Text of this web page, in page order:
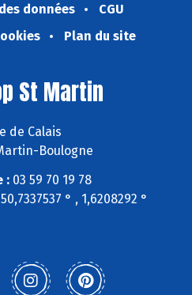
données
CGU
Plan du site
St Martin
de Calais
Boulogne
:03 59 70 19 78
50,7337537 ° , 1,6208292 °